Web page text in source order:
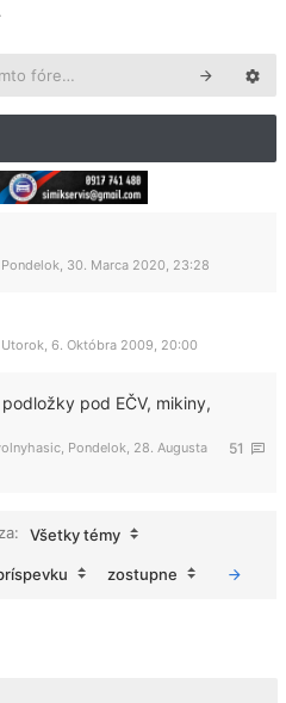
Pondelok, 30. Marca 2020, 23:28
Utorok, 6. Októbra 2009, 20:00
pod EČV, mikiny,
51
Pondelok, 28. Augusta
Všetky témy
zostupne